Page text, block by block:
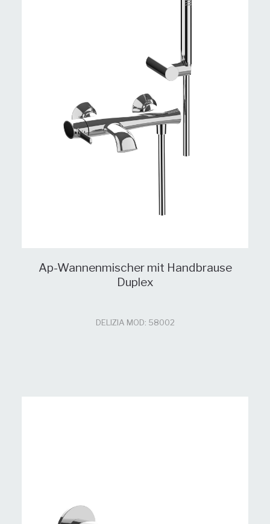
Ap-Wannenmischer mit Handbrause
Duplex
DELIZIA MOD: 58002